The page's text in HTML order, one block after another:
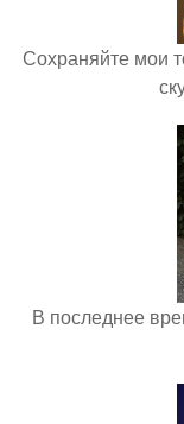
Сохраняйте мои
В последнее